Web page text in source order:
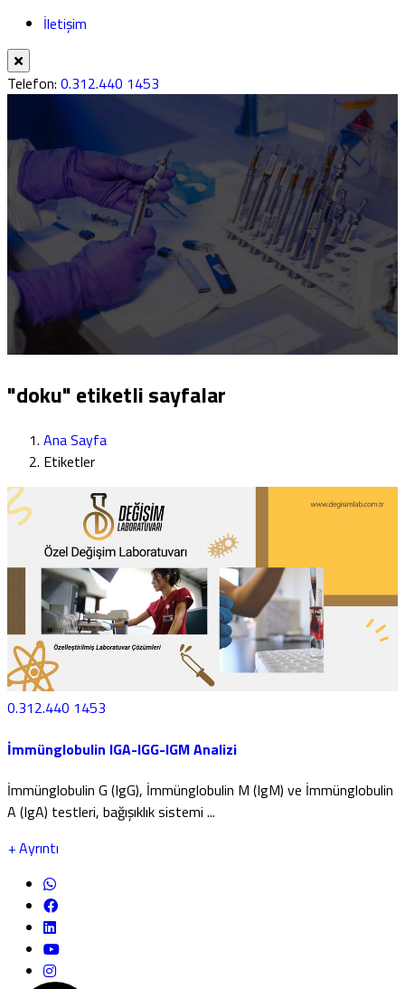
İletişim
Telefon: 0.312.440 1453
"doku" etiketli sayfalar
Ana Sayfa
Etiketler
0.312.440 1453
İmmünglobulin IGA-IGG-IGM Analizi
İmmünglobulin G (IgG), İmmünglobulin M (IgM) ve İmmünglobulin
A (IgA) testleri, bağışıklık sistemi ...
+Ayrıntı